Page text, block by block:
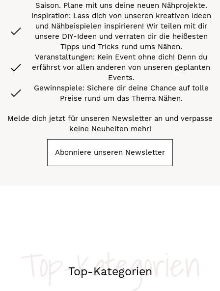
Saison. Plane mit uns deine neuen Nähprojekte.
Inspiration: Lass dich von unseren kreativen Ideen
und Nähbeispielen inspirieren! Wir teilen mit dir
unsere DIY-Ideen und verraten dir die heißesten
Tipps und Tricks rund ums Nähen.
Veranstaltungen: Kein Event ohne dich! Denn du
erfährst vor allen anderen von unseren geplanten
Events.
Gewinnspiele: Sichere dir deine Chance auf tolle
Preise rund um das Thema Nähen.
Melde dich jetzt für unseren Newsletter an und verpasse
keine Neuheiten mehr!
Abonniere unseren Newsletter
Top-Kategorien
Top-Kategorien